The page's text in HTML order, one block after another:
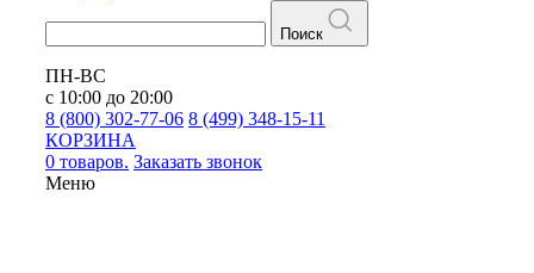
Поиск
ПН-ВС
с 10:00 до 20:00
8 (800) 302-77-06 8 (499) 348-15-11
КОРЗИНА
0 товаров. Заказать звонок
Меню